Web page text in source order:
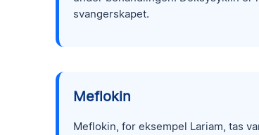
svangerskapet.
Meflokin
Meflokin, for eksempel Lariam, tas